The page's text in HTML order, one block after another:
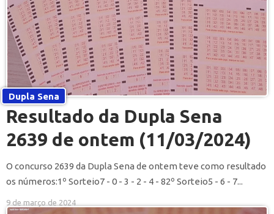
Dupla Sena
Resultado da Dupla Sena
2639 de ontem (11/03/2024)
O concurso 2639 da Dupla Sena de ontem teve como resultado
os números:1º Sorteio7 - 0 - 3 - 2 - 4 - 82º Sorteio5 - 6 - 7...
9 de março de 2024